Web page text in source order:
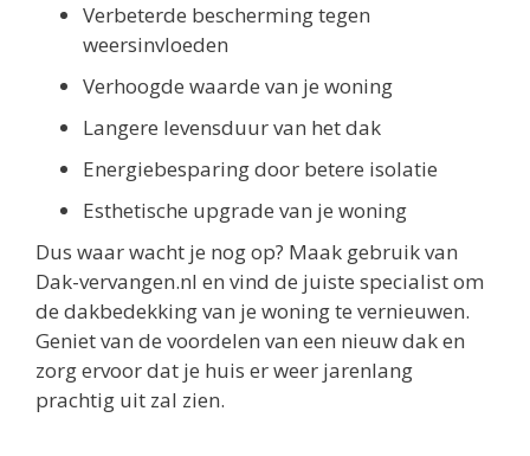
Verbeterde bescherming tegen
weersinvloeden
Verhoogde waarde van je woning
Langere levensduur van het dak
Energiebesparing door betere isolatie
Esthetische upgrade van je woning
Dus waar wacht je nog op? Maak gebruik van
Dak-vervangen.nl en vind de juiste specialist om
de dakbedekking van je woning te vernieuwen.
Geniet van de voordelen van een nieuw dak en
zorg ervoor dat je huis er weer jarenlang
prachtig uit zal zien.